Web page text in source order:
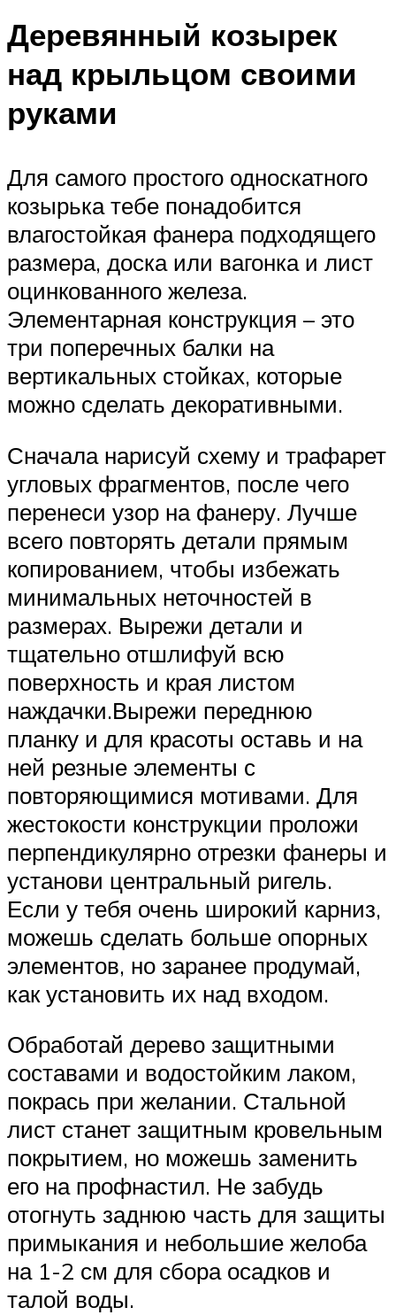
Деревянный козырек
над крыльцом своими
руками
Для самого простого односкатного
козырька тебе понадобится
влагостойкая фанера подходящего
размера, доска или вагонка и лист
оцинкованного железа.
Элементарная конструкция – это
три поперечных балки на
вертикальных стойках, которые
можно сделать декоративными.
Сначала нарисуй схему и трафарет
угловых фрагментов, после чего
перенеси узор на фанеру. Лучше
всего повторять детали прямым
копированием, чтобы избежать
минимальных неточностей в
размерах. Вырежи детали и
тщательно отшлифуй всю
поверхность и края листом
наждачки.Вырежи переднюю
планку и для красоты оставь и на
ней резные элементы с
повторяющимися мотивами. Для
жестокости конструкции проложи
перпендикулярно отрезки фанеры и
установи центральный ригель.
Если у тебя очень широкий карниз,
можешь сделать больше опорных
элементов, но заранее продумай,
как установить их над входом.
Обработай дерево защитными
составами и водостойким лаком,
покрась при желании. Стальной
лист станет защитным кровельным
покрытием, но можешь заменить
его на профнастил. Не забудь
отогнуть заднюю часть для защиты
примыкания и небольшие желоба
на 1-2 см для сбора осадков и
талой воды.